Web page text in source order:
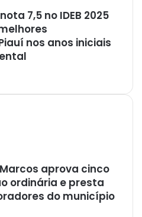
7,5 no IDEB 2025
nos anos iniciais
aprova cinco
ordinária e presta
do município